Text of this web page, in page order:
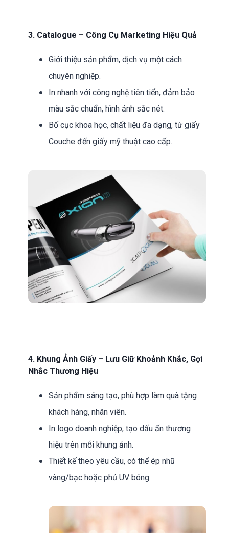
3. Catalogue – Công Cụ Marketing Hiệu Quả
Giới thiệu sản phẩm, dịch vụ một cách
chuyên nghiệp.
In nhanh với công nghệ tiên tiến, đảm bảo
màu sắc chuẩn, hình ảnh sắc nét.
Bố cục khoa học, chất liệu đa dạng, từ giấy
Couche đến giấy mỹ thuật cao cấp.
4. Khung Ảnh Giấy – Lưu Giữ Khoảnh Khắc, Gợi
Nhắc Thương Hiệu
Sản phẩm sáng tạo, phù hợp làm quà tặng
khách hàng, nhân viên.
In logo doanh nghiệp, tạo dấu ấn thương
hiệu trên mỗi khung ảnh.
Thiết kế theo yêu cầu, có thể ép nhũ
vàng/bạc hoặc phủ UV bóng.